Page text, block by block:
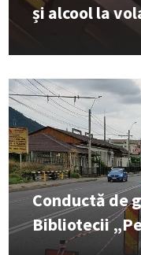
și alcool la
Conductă de
Bibliotecii